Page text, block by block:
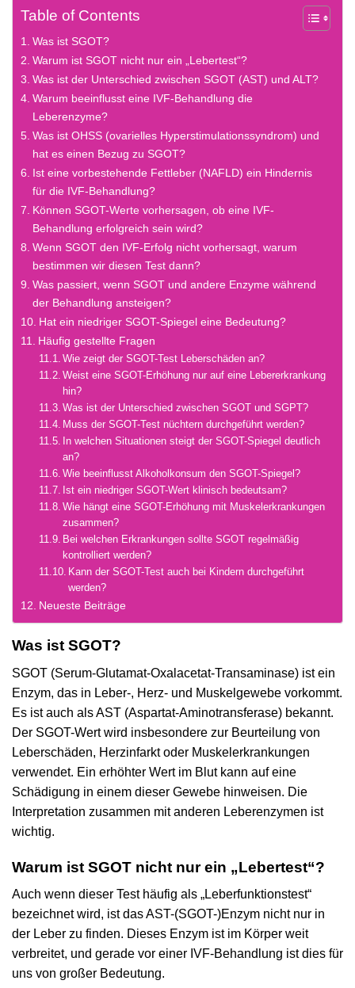
Table of Contents
Was ist SGOT?
Warum ist SGOT nicht nur ein „Lebertest“?
Was ist der Unterschied zwischen SGOT (AST) und ALT?
Warum beeinflusst eine IVF-Behandlung die
Leberenzyme?
Was ist OHSS (ovarielles Hyperstimulationssyndrom) und
hat es einen Bezug zu SGOT?
Ist eine vorbestehende Fettleber (NAFLD) ein Hindernis
für die IVF-Behandlung?
Können SGOT-Werte vorhersagen, ob eine IVF-
Behandlung erfolgreich sein wird?
Wenn SGOT den IVF-Erfolg nicht vorhersagt, warum
bestimmen wir diesen Test dann?
Was passiert, wenn SGOT und andere Enzyme während
der Behandlung ansteigen?
Hat ein niedriger SGOT-Spiegel eine Bedeutung?
Häufig gestellte Fragen
Wie zeigt der SGOT-Test Leberschäden an?
Weist eine SGOT-Erhöhung nur auf eine Lebererkrankung
hin?
Was ist der Unterschied zwischen SGOT und SGPT?
Muss der SGOT-Test nüchtern durchgeführt werden?
In welchen Situationen steigt der SGOT-Spiegel deutlich
an?
Wie beeinflusst Alkoholkonsum den SGOT-Spiegel?
Ist ein niedriger SGOT-Wert klinisch bedeutsam?
Wie hängt eine SGOT-Erhöhung mit Muskelerkrankungen
zusammen?
Bei welchen Erkrankungen sollte SGOT regelmäßig
kontrolliert werden?
Kann der SGOT-Test auch bei Kindern durchgeführt
werden?
Neueste Beiträge
Was ist SGOT?
SGOT (Serum-Glutamat-Oxalacetat-Transaminase) ist ein
Enzym, das in Leber-, Herz- und Muskelgewebe vorkommt.
Es ist auch als AST (Aspartat-Aminotransferase) bekannt.
Der SGOT-Wert wird insbesondere zur Beurteilung von
Leberschäden, Herzinfarkt oder Muskelerkrankungen
verwendet. Ein erhöhter Wert im Blut kann auf eine
Schädigung in einem dieser Gewebe hinweisen. Die
Interpretation zusammen mit anderen Leberenzymen ist
wichtig.
Warum ist SGOT nicht nur ein „Lebertest“?
Auch wenn dieser Test häufig als „Leberfunktionstest“
bezeichnet wird, ist das AST-(SGOT-)Enzym nicht nur in
der Leber zu finden. Dieses Enzym ist im Körper weit
verbreitet, und gerade vor einer IVF-Behandlung ist dies für
uns von großer Bedeutung.